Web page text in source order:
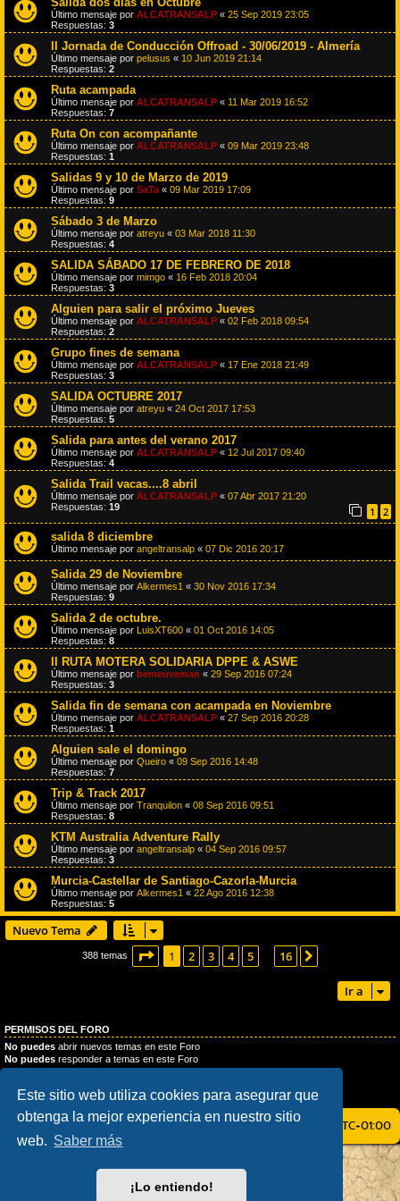
Este sitio web utiliza cookies para asegurar que
obtenga la mejor experiencia en nuestro sitio
web. Saber más
¡Lo entiendo!
Último mensaje por ALCATRANSALP « 25 Sep 2019 23:05
Respuestas: 3
II Jornada de Conducción Offroad - 30/06/2019 - Almería
Último mensaje por pelusus « 10 Jun 2019 21:14
Respuestas: 2
Ruta acampada
Último mensaje por ALCATRANSALP « 11 Mar 2019 16:52
Respuestas: 7
Ruta On con acompañante
Último mensaje por ALCATRANSALP « 09 Mar 2019 23:48
Respuestas: 1
Salidas 9 y 10 de Marzo de 2019
Último mensaje por SaTa « 09 Mar 2019 17:09
Respuestas: 9
Sábado 3 de Marzo
Último mensaje por atreyu « 03 Mar 2018 11:30
Respuestas: 4
SALIDA SÁBADO 17 DE FEBRERO DE 2018
Último mensaje por mimgo « 16 Feb 2018 20:04
Respuestas: 3
Alguien para salir el próximo Jueves
Último mensaje por ALCATRANSALP « 02 Feb 2018 09:54
Respuestas: 2
Grupo fines de semana
Último mensaje por ALCATRANSALP « 17 Ene 2018 21:49
Respuestas: 3
SALIDA OCTUBRE 2017
Último mensaje por atreyu « 24 Oct 2017 17:53
Respuestas: 5
Salida para antes del verano 2017
Último mensaje por ALCATRANSALP « 12 Jul 2017 09:40
Respuestas: 4
Salida Trail vacas....8 abril
Último mensaje por ALCATRANSALP « 07 Abr 2017 21:20
Respuestas: 19 1
2
salida 8 diciembre
Último mensaje por angeltransalp « 07 Dic 2016 20:17
Salida 29 de Noviembre
Último mensaje por Alkermes1 « 30 Nov 2016 17:34
Respuestas: 9
Salida 2 de octubre.
Último mensaje por LuisXT600 « 01 Oct 2016 14:05
Respuestas: 8
II RUTA MOTERA SOLIDARIA DPPE & ASWE
Último mensaje por bemeuveman « 29 Sep 2016 07:24
Respuestas: 3
Salida fin de semana con acampada en Noviembre
Último mensaje por ALCATRANSALP « 27 Sep 2016 20:28
Respuestas: 1
Alguien sale el domingo
Último mensaje por Queiro « 09 Sep 2016 14:48
Respuestas: 7
Trip & Track 2017
Último mensaje por Tranquilon « 08 Sep 2016 09:51
Respuestas: 8
KTM Australia Adventure Rally
Último mensaje por angeltransalp « 04 Sep 2016 09:57
Respuestas: 3
Murcia-Castellar de Santiago-Cazorla-Murcia
Último mensaje por Alkermes1 « 22 Ago 2016 12:38
Respuestas: 5
Nuevo Tema
388 temas Página de 16
1 2 3 4 5 16
Ir a
PERMISOS DEL FORO
No puedes abrir nuevos temas en este Foro
No puedes responder a temas en este Foro
No puedeseditar sus mensajes en este Foro
No puedesenviar adjuntos en este Foro
ÍNDICE GENERAL TODOS LOS HORARIOS SON UTC+01:00
DESARROLLADO POR
® FORUM SOFTWARE © PHPBB LIMITED
TRADUCCIÓN AL ESPAÑOL POR